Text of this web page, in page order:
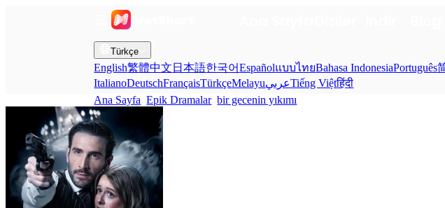
Türkçe
English繁體中文 日本語한국어EspañolแบบไทยBahasa IndonesiaPortuguês
ItalianoDeutschFrançaisTürkçeMelayuعربيTiếng Việtहिंदी
Ana Sayfa Epik Dramalar bir gecenin yıkımı